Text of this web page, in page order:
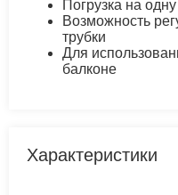
Погрузка на
Возможность
трубки
Для
балконе
Характеристики